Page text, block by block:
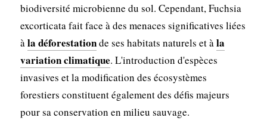
biodiversité microbienne du sol. Cependant, Fuchsia
excorticata fait face à des menaces significatives liées
àla déforestationde ses habitats naturels et àla
variation climatique. L'introduction d'espèces
invasives et la modification des écosystèmes
forestiers constituent également des défis majeurs
pour sa conservation en milieu sauvage.